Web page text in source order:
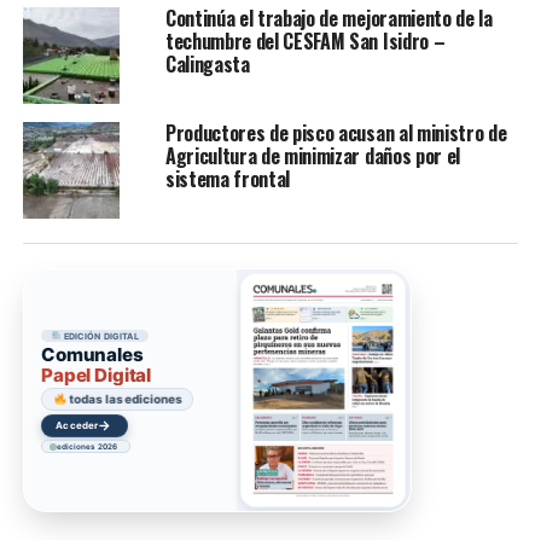
Continúa el trabajo de mejoramiento de la
techumbre del CESFAM San Isidro –
Calingasta
Productores de pisco acusan al ministro de
Agricultura de minimizar daños por el
sistema frontal
EDICIÓN DIGITAL
Comunales
Papel Digital
todas las ediciones
Acceder→
ediciones 2026